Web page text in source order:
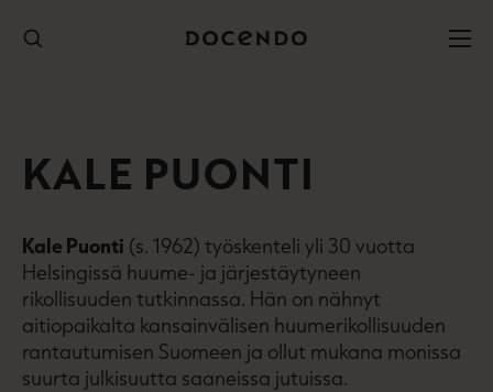
sisältöön
KALE PUONTI
Kale Puonti (s. 1962) työskenteli yli 30 vuotta
Helsingissä huume- ja järjestäytyneen
rikollisuuden tutkinnassa. Hän on nähnyt
aitiopaikalta kansainvälisen huumerikollisuuden
rantautumisen Suomeen ja ollut mukana monissa
suurta julkisuutta saaneissa jutuissa.